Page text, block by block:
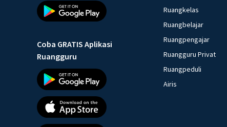
Coba GRATIS Aplikasi
Ruangguru
Ruangkelas
Ruangbelajar
Ruangpengajar
Ruangguru Privat
Ruangpeduli
Airis